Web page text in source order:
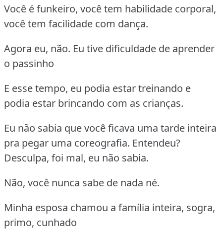
Você é funkeiro, você tem habilidade corporal,
você tem facilidade com dança.
Agora eu, não. Eu tive dificuldade de aprender
o passinho
E esse tempo, eu podia estar treinando e
podia estar brincando com as crianças.
Eu não sabia que você ficava uma tarde inteira
pra pegar uma coreografia. Entendeu?
Desculpa, foi mal, eu não sabia.
Não, você nunca sabe de nada né.
Minha esposa chamou a família inteira, sogra,
primo, cunhado